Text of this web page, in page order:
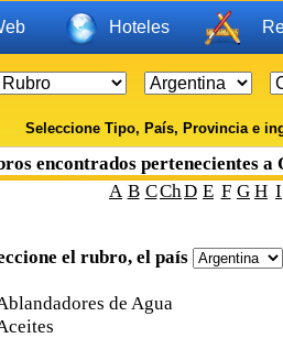
Hoteles
Seleccione Tipo, País, Provincia e
encontrados pertenecientes
A B CChD E F G H I
el rubro, el país
de Agua